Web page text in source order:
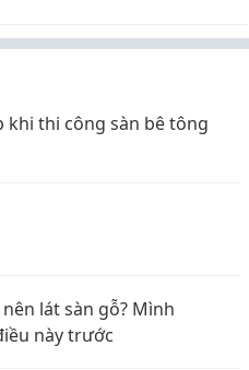
khi thi công sàn bê tông
lát sàn gỗ? Mình
này trước